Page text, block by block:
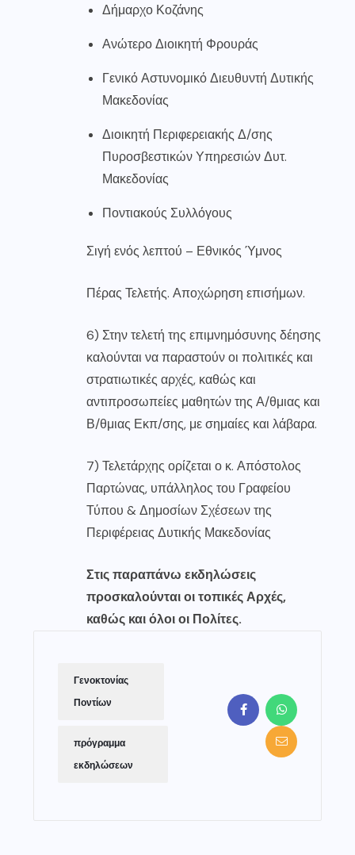
Δήμαρχο Κοζάνης
Ανώτερο Διοικητή Φρουράς
Γενικό Αστυνομικό Διευθυντή Δυτικής
Μακεδονίας
Διοικητή Περιφερειακής Δ/σης
Πυροσβεστικών Υπηρεσιών Δυτ.
Μακεδονίας
Ποντιακούς Συλλόγους
Σιγή ενός λεπτού – Εθνικός Ύμνος
Πέρας Τελετής. Αποχώρηση επισήμων.
6) Στην τελετή της επιμνημόσυνης δέησης
καλούνται να παραστούν οι πολιτικές και
στρατιωτικές αρχές, καθώς και
αντιπροσωπείες μαθητών της Α/θμιας και
Β/θμιας Εκπ/σης, με σημαίες και λάβαρα.
7) Τελετάρχης ορίζεται ο κ. Απόστολος
Παρτώνας, υπάλληλος του Γραφείου
Τύπου & Δημοσίων Σχέσεων της
Περιφέρειας Δυτικής Μακεδονίας
Στις παραπάνω εκδηλώσεις
προσκαλούνται οι τοπικές Αρχές,
καθώς και όλοι οι Πολίτες.
Γενοκτονίας
Ποντίων
πρόγραμμα
εκδηλώσεων